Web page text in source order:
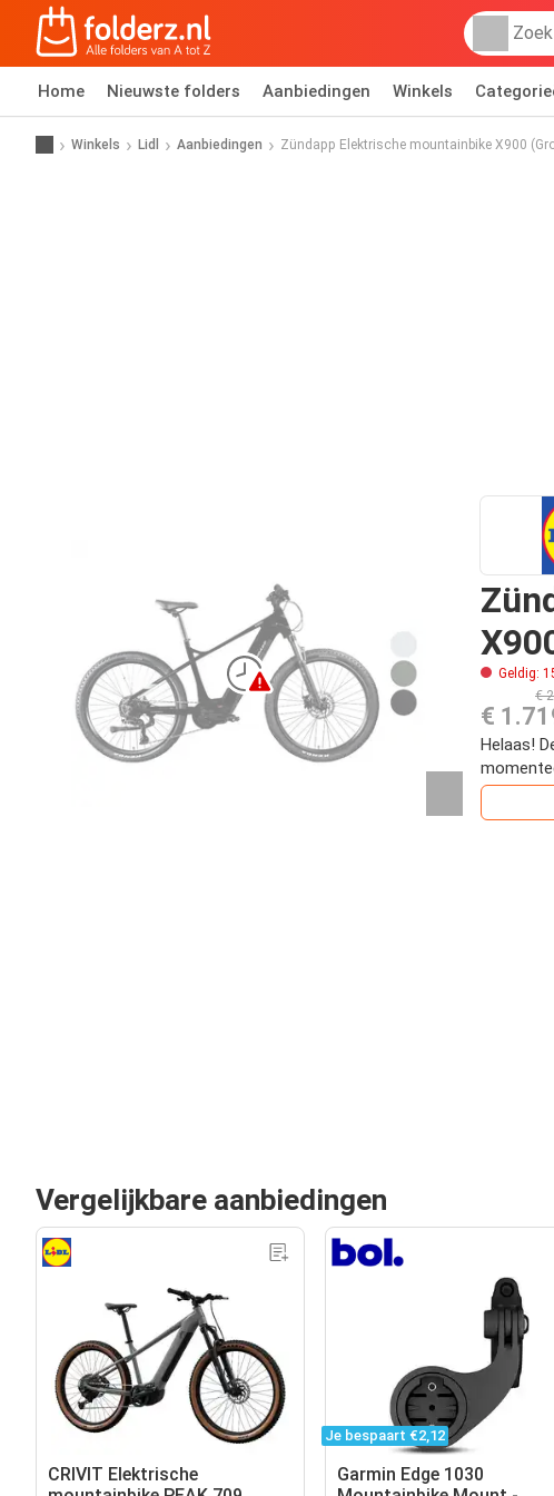
Home Nieuwste folders Aanbiedingen Winkels
Winkels Lidl Aanbiedingen Zündapp Elektrische mountainbike X900
Geldig:
€
€
Helaas!
Vergelijkbare aanbiedingen
CRIVIT Elektrische
Je bespaart €2,12
Garmin Edge 1030